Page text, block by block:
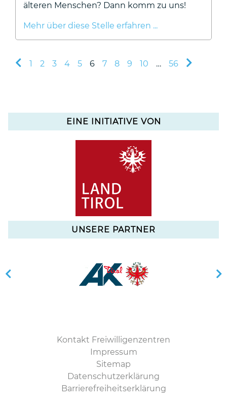
älteren Menschen? Dann komm zu uns!
Mehr über diese Stelle erfahren ...
1 2 3 4 5 6 7 8 9 10 … 56
EINE INITIATIVE VON
UNSERE PARTNER
Kontakt Freiwilligenzentren
Impressum
Sitemap
Datenschutzerklärung
Barrierefreiheitserklärung